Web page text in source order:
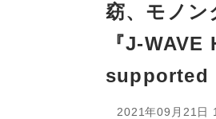
窈、モノン
『J-
supported
2021年09月21日